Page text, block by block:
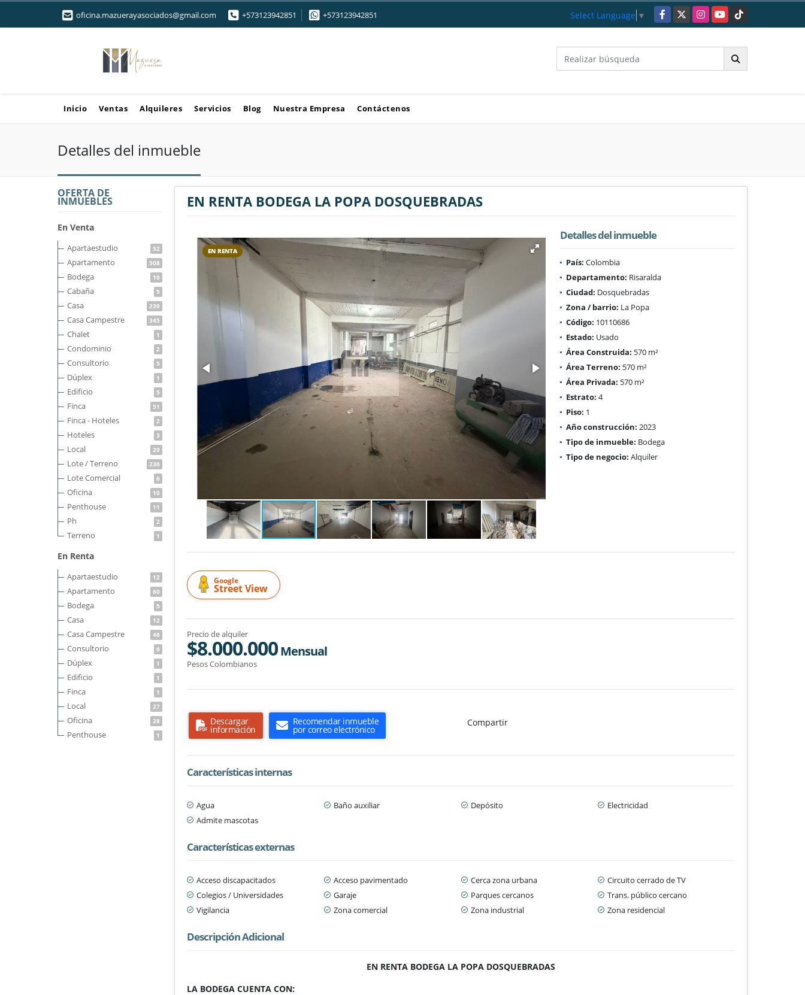
oficina.mazuerayasociados@gmail.com +573123942851 +573123942851 Select Language ▼ Facebook
X InstagramYouTubeTikTok
Inicio Ventas Alquileres Servicios Blog Nuestra Empresa Contáctenos
Detalles del inmueble
OFERTA DE
INMUEBLES
En Venta
Apartaestudio 52
Apartamento 508
Bodega 10
Cabaña 5
Casa 239
Casa Campestre 345
Chalet 1
Condominio 2
Consultorio 5
Dúplex 1
Edificio 5
Finca 51
Finca - Hoteles 2
Hoteles 3
Local 29
Lote / Terreno 236
Lote Comercial 6
Oficina 10
Penthouse 11
Ph 2
Terreno 1
En Renta
Apartaestudio 12
Apartamento 60
Bodega 5
Casa 12
Casa Campestre 46
Consultorio 6
Dúplex 1
Edificio 1
Finca 1
Local 27
Oficina 28
Penthouse 1
EN RENTA BODEGA LA POPA DOSQUEBRADAS
EN RENTA
Detalles del inmueble
País: Colombia
Departamento: Risaralda
Ciudad: Dosquebradas
Zona / barrio: La Popa
Código: 10110686
Estado: Usado
Área Construida: 570 m²
Área Terreno: 570 m²
Área Privada: 570 m²
Estrato: 4
Piso: 1
Año construcción: 2023
Tipo de inmueble: Bodega
Tipo de negocio: Alquiler
Google
Street View
Precio de alquiler
$8.000.000Mensual
Pesos Colombianos
Descargar
información
Recomendar inmueble
por correo electrónico
Compartir
Características internas
Agua Baño auxiliar Depósito
Electricidad
Admite mascotas
Características externas
Acceso discapacitados Acceso pavimentado Cerca zona urbana
Circuito cerrado de TV
Colegios / Universidades
Garaje Parques cercanos
Trans. público cercano
Vigilancia
Zona comercial Zona industrial Zona residencial
Descripción Adicional
EN RENTA BODEGA LA POPA DOSQUEBRADAS
LA BODEGA CUENTA CON: